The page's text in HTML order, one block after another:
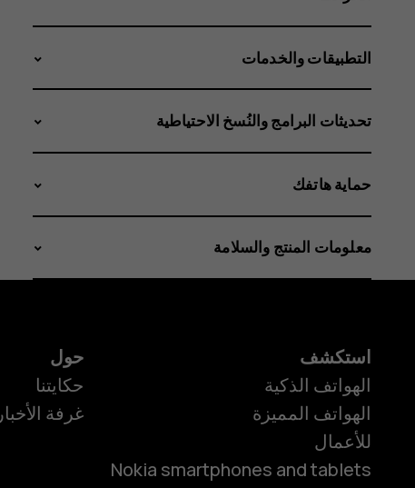
التطبيقات والخدمات
تحديثات البرامج والنُسخ الاحتياطية
حماية هاتفك
معلومات المنتج والسلامة
استكشف
الهواتف الذكية
الهواتف المميزة
للأعمال
Nokia smartphones and tablets
حول
حكايتنا
غرفة الأخبار